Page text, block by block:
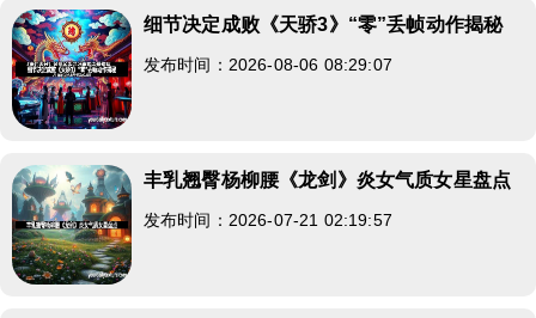
细节决定成败《天骄3》“零”丢帧动作揭秘
发布时间：2026-08-06 08:29:07
丰乳翘臀杨柳腰《龙剑》炎女气质女星盘点
发布时间：2026-07-21 02:19:57